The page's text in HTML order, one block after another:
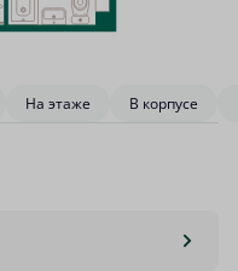
На этаже В корпусе